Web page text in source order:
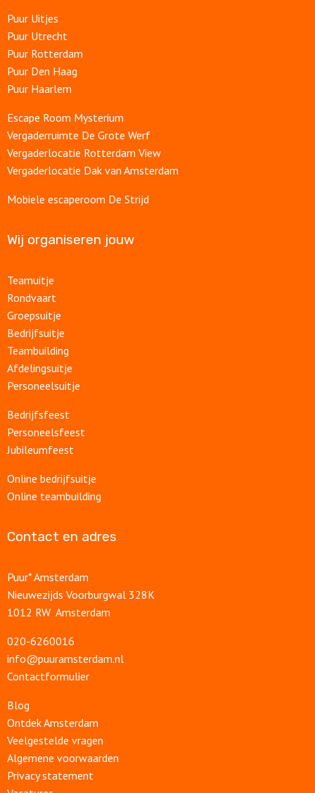
Puur Uitjes
Puur Utrecht
Puur Rotterdam
Puur Den Haag
Puur Haarlem
Escape Room Mysterium
Vergaderruimte De Grote Werf
Vergaderlocatie Rotterdam View
Vergaderlocatie Dak van Amsterdam
Mobiele escaperoom De Strijd
Wij organiseren jouw
Teamuitje
Rondvaart
Groepsuitje
Bedrijfsuitje
Teambuilding
Afdelingsuitje
Personeelsuitje
Bedrijfsfeest
Personeelsfeest
Jubileumfeest
Online bedrijfsuitje
Online teambuilding
Contact en adres
Puur* Amsterdam
Nieuwezijds Voorburgwal 328K
1012 RW Amsterdam
020-6260016
info@puuramsterdam.nl
Contactformulier
Blog
Ontdek Amsterdam
Veelgestelde vragen
Algemene voorwaarden
Privacy statement